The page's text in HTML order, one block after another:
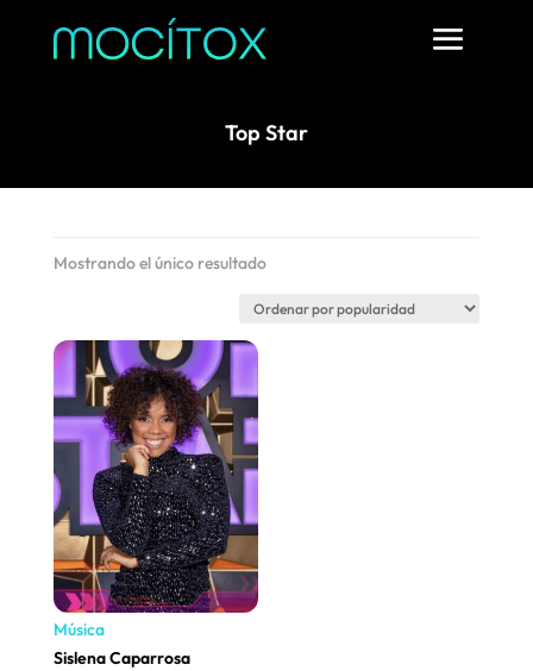
Top Star
Mostrando el único resultado
Música
Sislena Caparrosa